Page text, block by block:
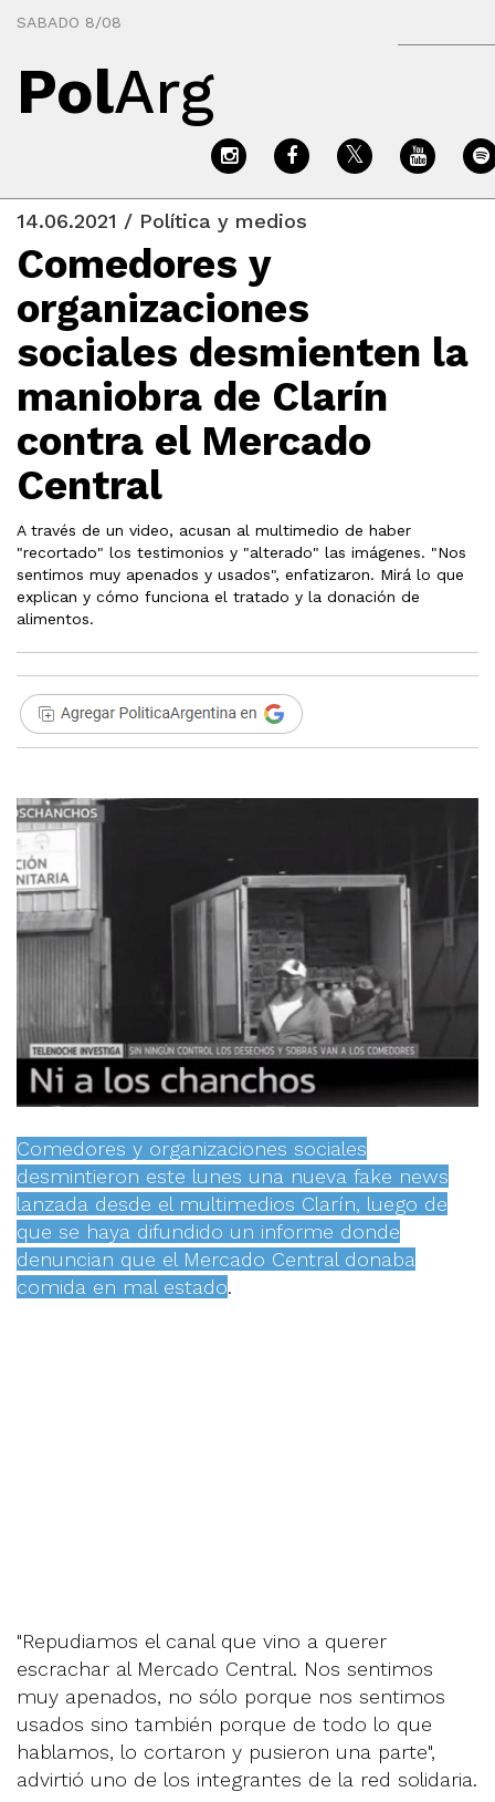
SABADO 8/08
PolArg
14.06.2021 / Política y medios
Comedores y
organizaciones
sociales desmienten la
maniobra de Clarín
contra el Mercado
Central
A través de un video, acusan al multimedio de haber
"recortado" los testimonios y "alterado" las imágenes. "Nos
sentimos muy apenados y usados", enfatizaron. Mirá lo que
explican y cómo funciona el tratado y la donación de
alimentos.
Comedores y organizaciones sociales
desmintieron este lunes una nueva fake news
lanzada desde el multimedios Clarín, luego de
que se haya difundido un informe donde
denuncian que el Mercado Central donaba
comida en mal estado.
"Repudiamos el canal que vino a querer
escrachar al Mercado Central. Nos sentimos
muy apenados, no sólo porque nos sentimos
usados sino también porque de todo lo que
hablamos, lo cortaron y pusieron una parte",
advirtió uno de los integrantes de la red solidaria.